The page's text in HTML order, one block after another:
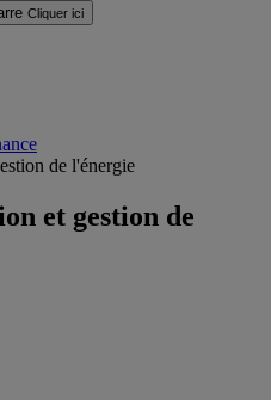
Cliquer ici
de l'énergie
et gestion de